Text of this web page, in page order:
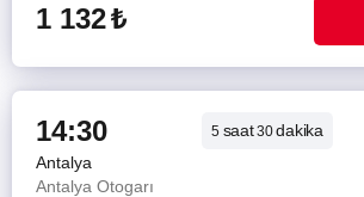
1 132₺
14:30 5 saat30dakika
Antalya
Antalya Otogarı